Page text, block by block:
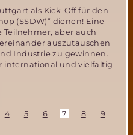
als Kick-Off für den
(SSDW)” dienen! Eine
aber auch
auszutauschen
Industrie zu gewinnen.
international und vielfältig
4 5 6 7 8 9